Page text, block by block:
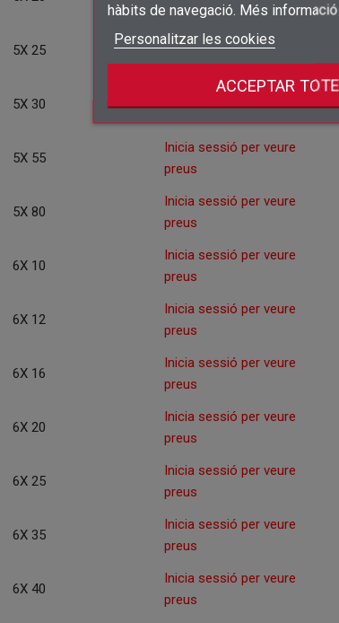
hàbits de navegació. Més
Personalitzar les cookies
ACCEPTAR
preus
5X 25
Inicia sessió per veure
preus
5X 30
Inicia sessió per veure
5X 55
Inicia sessió per veure
preus
5X 80
Inicia sessió per veure
preus
6X 10
Inicia sessió per veure
preus
6X 12
Inicia sessió per veure
preus
6X 16
Inicia sessió per veure
preus
6X 20
Inicia sessió per veure
preus
6X 25
Inicia sessió per veure
preus
6X 35
Inicia sessió per veure
preus
6X 40
Inicia sessió per veure
preus